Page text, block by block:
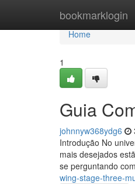
bookmarklogin
Home
Home
1
Guia
johnnyw368ydg6
Introdução No
mais desejados
se perguntando
wing-stage-three-